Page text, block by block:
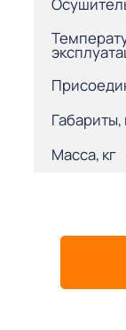
Масса, кг